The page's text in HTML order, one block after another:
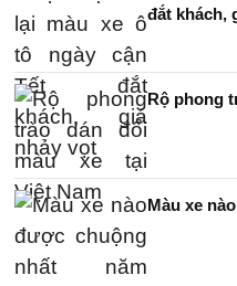
đắt khách,
Rộ phong
Màu xe